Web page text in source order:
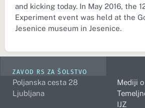
and kicking today. In May 2016, the
Experiment event was held at the
Jesenice museum in Jesenice.
ZAVOD RS ZA ŠOLSTVO
Poljanska cesta 28
Ljubljana
Mediji
IJZ